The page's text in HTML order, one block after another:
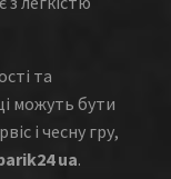
та
можуть бути
і чесну гру,
ua.